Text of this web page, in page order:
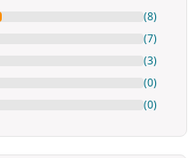
(8)
(7)
(3)
(0)
(0)